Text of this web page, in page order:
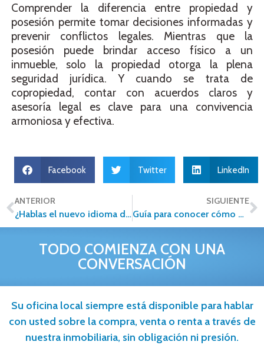
Comprender la diferencia entre propiedad y
posesión permite tomar decisiones informadas y
prevenir conflictos legales. Mientras que la
posesión puede brindar acceso físico a un
inmueble, solo la propiedad otorga la plena
seguridad jurídica. Y cuando se trata de
copropiedad, contar con acuerdos claros y
asesoría legal es clave para una convivencia
armoniosa y efectiva.
Facebook Twitter LinkedIn
ANTERIOR
¿Hablas el nuevo idioma del sector inmobiliario?
SIGUIENTE
Guía para conocer cómo mejorar mi historial crediticio
TODO COMIENZA CON UNA
CONVERSACIÓN
Su oficina local siempre está disponible para hablar
con usted sobre la compra, venta o renta a través de
nuestra inmobiliaria, sin obligación ni presión.